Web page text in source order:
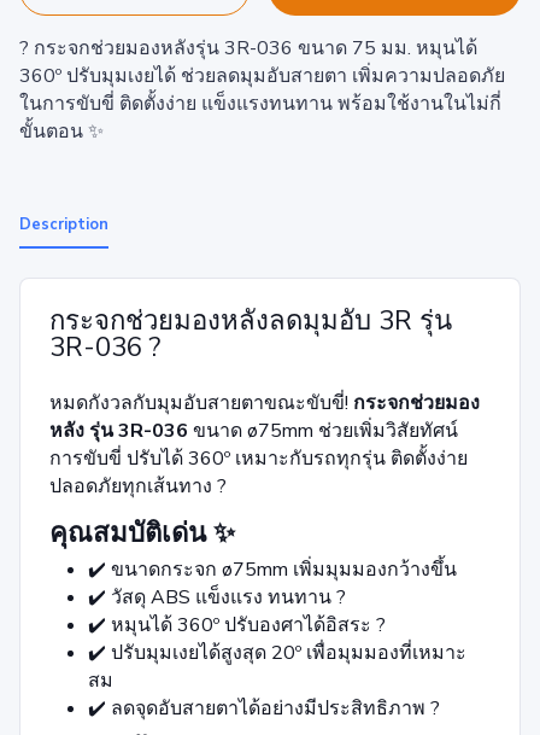
? กระจกช่วยมองหลังรุ่น 3R-036 ขนาด 75 มม. หมุนได้
360º ปรับมุมเงยได้ ช่วยลดมุมอับสายตา เพิ่มความปลอดภัย
ในการขับขี่ ติดตั้งง่าย แข็งแรงทนทาน พร้อมใช้งานในไม่กี่
ขั้นตอน ✨
Description
กระจกช่วยมองหลังลดมุมอับ 3R รุ่น
3R-036 ?
หมดกังวลกับมุมอับสายตาขณะขับขี่! กระจกช่วยมอง
หลัง รุ่น 3R-036 ขนาด ø75mm ช่วยเพิ่มวิสัยทัศน์
การขับขี่ ปรับได้ 360º เหมาะกับรถทุกรุ่น ติดตั้งง่าย
ปลอดภัยทุกเส้นทาง ?️
คุณสมบัติเด่น ✨
✔️ ขนาดกระจก ø75mm เพิ่มมุมมองกว้างขึ้น
✔️ วัสดุ ABS แข็งแรง ทนทาน ?️
✔️ หมุนได้ 360º ปรับองศาได้อิสระ ?
✔️ ปรับมุมเงยได้สูงสุด 20º เพื่อมุมมองที่เหมาะ
สม
✔️ ลดจุดอับสายตาได้อย่างมีประสิทธิภาพ ?️